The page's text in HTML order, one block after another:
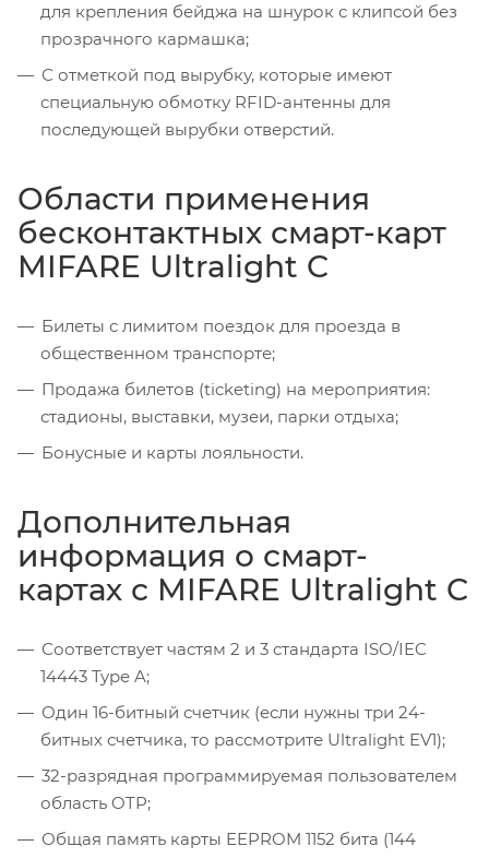
для крепления бейджа на шнурок с клипсой без
прозрачного кармашка;
С отметкой под вырубку, которые имеют
специальную обмотку RFID-антенны для
последующей вырубки отверстий.
Области применения
бесконтактных смарт-карт
MIFARE Ultralight C
Билеты с лимитом поездок для проезда в
общественном транспорте;
Продажа билетов (ticketing) на мероприятия:
стадионы, выставки, музеи, парки отдыха;
Бонусные и карты лояльности.
Дополнительная
информация о смарт-
картах с MIFARE Ultralight C
Соответствует частям 2 и 3 стандарта ISO/IEC
14443 Type A;
Один 16-битный счетчик (если нужны три 24-
битных счетчика, то рассмотрите Ultralight EV1);
32-разрядная программируемая пользователем
область OTP;
Общая память карты EEPROM 1152 бита (144